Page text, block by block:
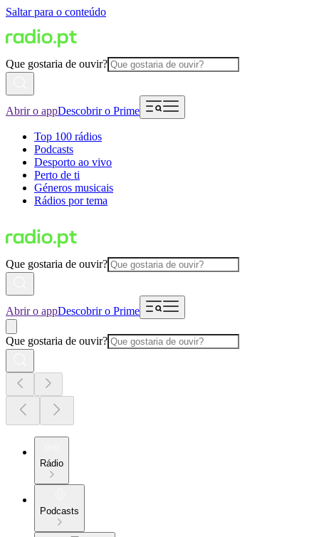
Saltar para o conteúdo
Que gostaria de ouvir?
Abrir o appDescobrir o Prime
Top 100 rádios
Podcasts
Desporto ao vivo
Perto de ti
Géneros musicais
Rádios por tema
Que gostaria de ouvir?
Abrir o appDescobrir o Prime
Que gostaria de ouvir?
Rádio
Podcasts